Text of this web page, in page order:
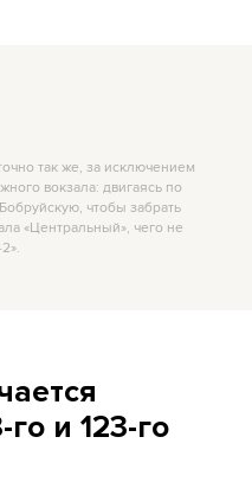
так же, за исключением
вокзала: двигаясь по
чтобы забрать
«Центральный», чего не
и 123-го